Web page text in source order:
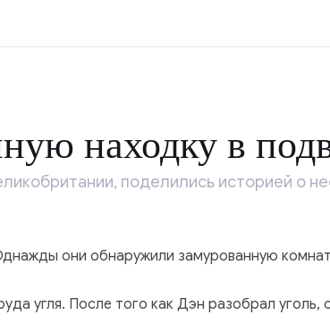
находку в
поделились историей о
они обнаружили замурованную
угля. После того как Дэн разобрал